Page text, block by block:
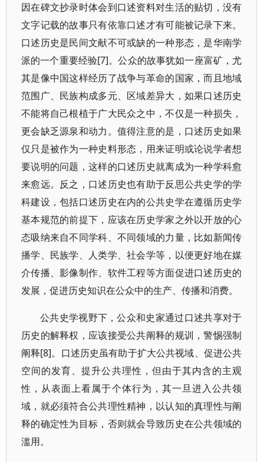
因在碑文抄录时体会到口述资料对生活的贴切，没有
文字记载的故事只有依靠口述才有可能被记录下来。
口述历史是民间文献不可或缺的一种形态，是华南学
派的一个重要经验[7]。公众的故事犹如一座富矿，尤
其是像中国这样经历了战争与革命的国家，而且地域
范围广、民族构成多元、区域差异大，如果口述历史
不能将自己根植于广大民众之中，不仅是一种损失，
更会缺乏源泉和动力。值得注意的是，口述历史如果
仅只是被作为一种史料形态，用来证明或论说学者想
要说明的问题，这样的口述历史就离成为一种学科愈
来愈远。反之，口述历史也有助于反思公共史学的学
科建设，包括口述历史在内的公共史学在遵循历史学
基本规范的前提下，应该在历史学家之外以开放的心
态吸纳来自不同学科、不同领域的力量，比如新闻传
播学、民族学、人类学、社会学等，以便更好地在媒
介传播、影像制作、软件工程等方面促进口述历史的
发展，促进历史知识在公众中的生产、传播和消费。
公共史学视野下，公众和史家通过口述共享对于
历史的解释权，应该接受公共阐释的规训，警惕强制
阐释[8]。口述历史虽有助于扩大公共视域、促进公共
空间的发育、提升公共理性，但由于其内含的主观
性，从表面上看属于个体行为，其一旦进入公共领
域，就必须符合公共理性精神，以认知的真理性与阐
释的确定性为目标，否则就会导致历史在公共领域的
滥用。